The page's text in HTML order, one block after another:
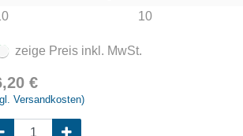
10
zeige Preis inkl. MwSt.
€
Versandkosten)